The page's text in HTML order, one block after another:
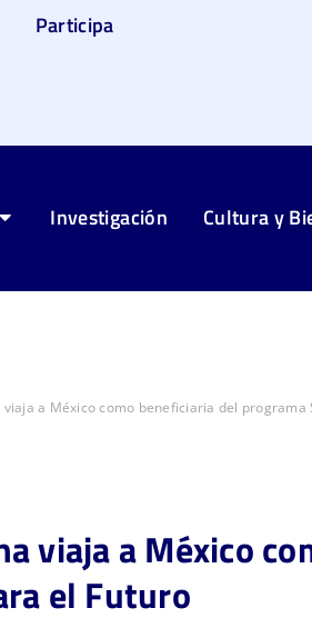
Participa
Investigación Cultura y
a México como beneficiaria del programa
viaja a México
el Futuro